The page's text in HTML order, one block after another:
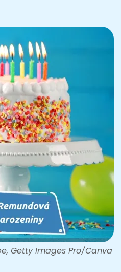
Getty Images Pro/Canva